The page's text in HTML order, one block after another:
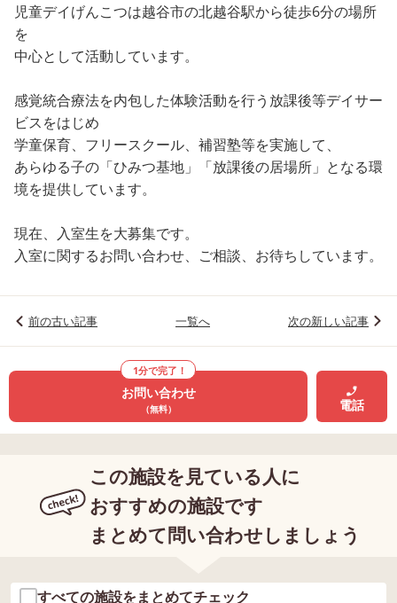
児童デイげんこつは越谷市の北越谷駅から徒歩6分の場所
を
中心として活動しています。
感覚統合療法を内包した体験活動を行う放課後等デイサー
ビスをはじめ
学童保育、フリースクール、補習塾等を実施して、
あらゆる子の「ひみつ基地」「放課後の居場所」となる環
境を提供しています。
現在、入室生を大募集です。
入室に関するお問い合わせ、ご相談、お待ちしています。
前の古い記事 一覧へ 次の新しい記事
1分で完了！
お問い合わせ
（無料） 電話
この施設を見ている人に
おすすめの施設です
まとめて問い合わせしましょう
すべての施設をまとめてチェック